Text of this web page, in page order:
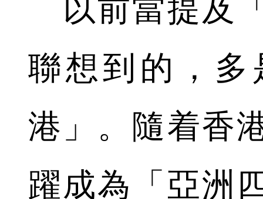
以前當提及
聯想到的，多
港」。隨着香
躍成為「亞洲